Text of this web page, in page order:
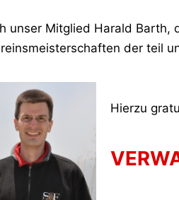
unser Mitglied Harald Barth,
der teil
Hierzu